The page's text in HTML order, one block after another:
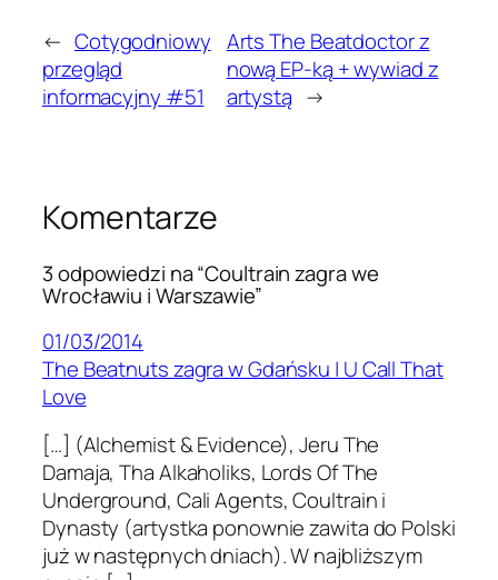
← Cotygodniowy
przegląd
informacyjny #51
Arts The Beatdoctor z
nową EP-ką + wywiad z
artystą →
Komentarze
3 odpowiedzi na “Coultrain zagra we
Wrocławiu i Warszawie”
01/03/2014
The Beatnuts zagra w Gdańsku | U Call That
Love
[…] (Alchemist & Evidence), Jeru The
Damaja, Tha Alkaholiks, Lords Of The
Underground, Cali Agents, Coultrain i
Dynasty (artystka ponownie zawita do Polski
już w następnych dniach). W najbliższym